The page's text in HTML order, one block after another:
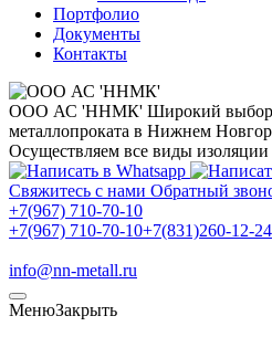
Портфолио
Документы
Контакты
ООО АС 'ННМК' Широкий выбор
металлопроката в Нижнем
Осуществляем все виды изоляции
Свяжитесь с нами Обратный
+7(967) 710-70-10
+7(967) 710-70-10+7(831)260-12-24
info@nn-metall.ru
МенюЗакрыть